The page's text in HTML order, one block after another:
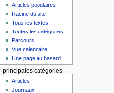
Articles populaires
Racine du site
Tous les textes
Toutes les catégories
Parcours
Vue calendaire
Une page au hasard
principales catégories
Articles
Journaux